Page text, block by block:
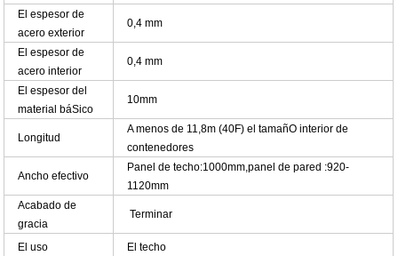
El espesor de
acero exterior
0,4 mm
El espesor de
acero interior
0,4 mm
El espesor del
material báSico
10mm
Longitud
A menos de 11,8m (40F) el tamañO interior de
contenedores
Ancho efectivo
Panel de techo:1000mm,panel de pared :920-
1120mm
Acabado de
gracia
Terminar
El uso El techo